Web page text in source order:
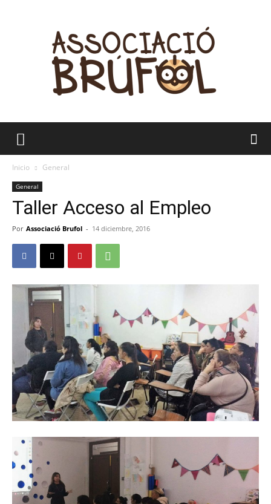
Brúfol
Inicio General
General
Taller Acceso al Empleo
Por Associació Brufol - 14 diciembre, 2016